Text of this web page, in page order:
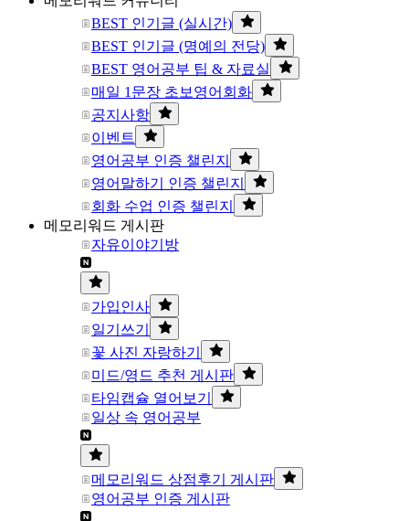
BEST 인기글 (실시간)
BEST 인기글 (명예의 전당)
BEST 영어공부 팁 & 자료실
매일 1문장 초보영어회화
공지사항
이벤트
영어공부 인증 챌린지
영어말하기 인증 챌린지
회화 수업 인증 챌린지
메모리워드 게시판
자유이야기방
가입인사
일기쓰기
꽃 사진 자랑하기
미드/영드 추천 게시판
타임캡슐 열어보기
일상 속 영어공부
메모리워드 상점후기 게시판
영어공부 인증 게시판